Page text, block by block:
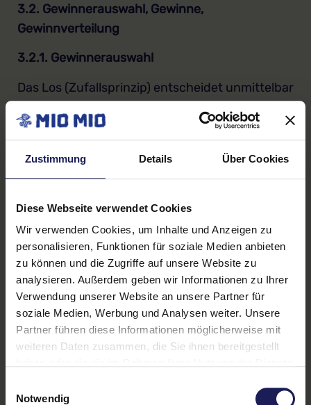
Zustimmung Details Über Cookies
Diese Webseite verwendet Cookies
Wir verwenden Cookies, um Inhalte und Anzeigen zu
personalisieren, Funktionen für soziale Medien anbieten
zu können und die Zugriffe auf unsere Website zu
analysieren. Außerdem geben wir Informationen zu Ihrer
Verwendung unserer Website an unsere Partner für
soziale Medien, Werbung und Analysen weiter. Unsere
Partner führen diese Informationen möglicherweise mit
weiteren Daten zusammen, die Sie ihnen bereitgestellt
Notwendig
3.2. Gewinnerauswahl, Gewinne,
Gewinnverteilung
3.2.1. Gewinnerauswahl
Das Los (Zufallsprinzip) entscheidet unmittelbar
nach Ablauf des Gewinnspielzeitraums über die
Gewinner unter allen jeweils wirksam an dem
Gewinnspiel beteiligten Teilnehmern.
3.2.2. Der Gewinn
Es wird unter allen wirksam an dem Gewinnspiel
beteiligten Teilnehmern als Gewinn folgendes
verlost:
2x 2 Tagestickets zur „GamesCom 2026“ in
Köln, nach Wahl für einen der
Veranstaltungstage am 26.08.2026 oder
am 27.08.2026 oder am 28.08.2026, mit
exklusivem Blick hinter die Kulissen (=